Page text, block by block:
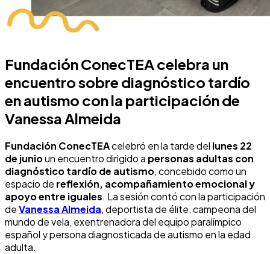
Fundación ConecTEA celebra un
encuentro sobre diagnóstico tardío
en autismo con la participación de
Vanessa Almeida
Fundación ConecTEAcelebró en la tarde del lunes 22
de junioun encuentro dirigido a personas adultas con
diagnóstico tardío de autismo, concebido como un
espacio de reflexión, acompañamiento emocional y
apoyo entre iguales. La sesión contó con la participación
deVanessa Almeida, deportista de élite, campeona del
mundo de vela, exentrenadora del equipo paralímpico
español y persona diagnosticada de autismo en la edad
adulta.